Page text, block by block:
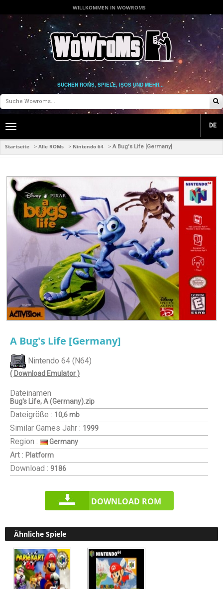
WILLKOMMEN IN WOWROMS
SUCHEN ROMS, SPIELE, ISOS UND MEHR...
Toggle
navigation
DE
Startseite > Alle ROMs > Nintendo 64 > A Bug's Life [Germany]
A Bug's Life [Germany]
Nintendo 64 (N64)
( Download Emulator )
Dateinamen
Bug's Life, A (Germany).zip
Dateigröße : 10,6 mb
Similar Games Jahr : 1999
Region : Germany
Art : Platform
Download : 9186
DOWNLOAD ROM
Ähnliche Spiele